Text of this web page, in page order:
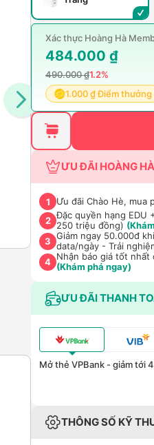
Xác thực Hoàng Hà
484.000 ₫
490.000 ₫1.2%
1.000 ₫ Điểm thưởng
ƯU ĐÃI HOÀNG HÀ
1 Ưu đãi Chào Hè, mua
2 Đặc quyền hạng EDU
250 triệu đồng)
3 Giảm ngay 50.000đ
data/ngày - Trải
4 Nhận báo giá tốt nhất
(Khám phá ngay)
ƯU ĐÃI THANH
Mở thẻ VPBank - giảm tới
THÔNG SỐ KỸ